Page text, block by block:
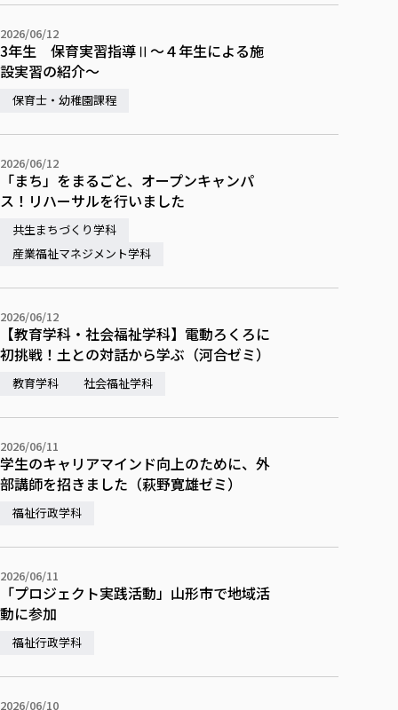
学生総合補償制度
スポーツ傷害保険
2026/06/12
3年生 保育実習指導Ⅱ～４年生による施
設実習の紹介～
保育士・幼稚園課程
2026/06/12
「まち」をまるごと、オープンキャンパ
ス！リハーサルを行いました
共生まちづくり学科
産業福祉マネジメント学科
2026/06/12
【教育学科・社会福祉学科】電動ろくろに
初挑戦！土との対話から学ぶ（河合ゼミ）
教育学科 社会福祉学科
2026/06/11
学生のキャリアマインド向上のために、外
部講師を招きました（萩野寛雄ゼミ）
福祉行政学科
2026/06/11
「プロジェクト実践活動」山形市で地域活
動に参加
福祉行政学科
2026/06/10